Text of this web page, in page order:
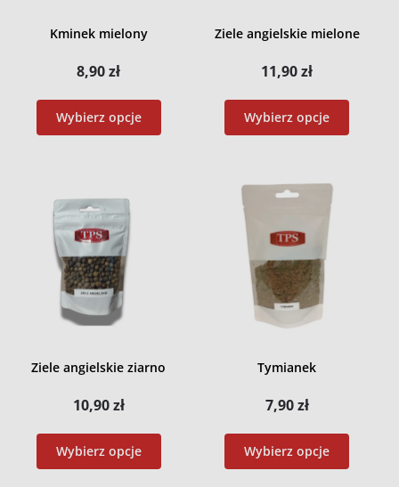
Kminek mielony
8,90zł
Wybierz opcje
Ziele angielskie mielone
11,90zł
Wybierz opcje
Ziele angielskie ziarno
10,90zł
Wybierz opcje
Tymianek
7,90zł
Wybierz opcje